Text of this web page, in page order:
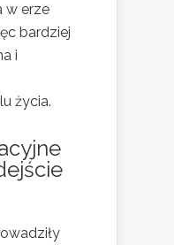
w erze
bardziej
i
życia.